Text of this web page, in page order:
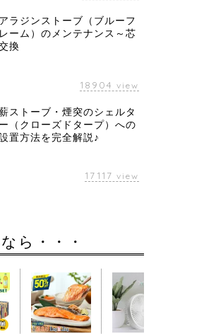
アラジンストーブ（ブルーフ
レーム）のメンテナンス～芯
換
18904 view
ストーブ・煙突のシェルタ
ー（クローズドタープ）への
置方法を完全解説♪
17117 view
ら・・・